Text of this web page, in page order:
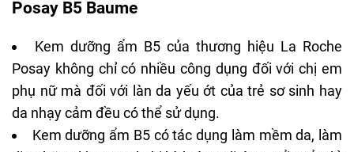
Posay B5 Baume
Kem dưỡng ẩm B5 của thương hiệu La Roche
Posay không chỉ có nhiều công dụng đối với chị em
phụ nữ mà đối với làn da yếu ớt của trẻ sơ sinh hay
da nhạy cảm đều có thể sử dụng.
Kem dưỡng ẩm B5 có tác dụng làm mềm da, làm